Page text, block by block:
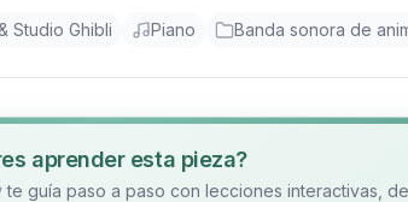
Studio Ghibli Piano Banda sonora de
aprender esta pieza?
te guía paso a paso con lecciones interactivas,